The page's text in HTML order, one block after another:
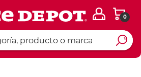
0
Ingresar Codigo